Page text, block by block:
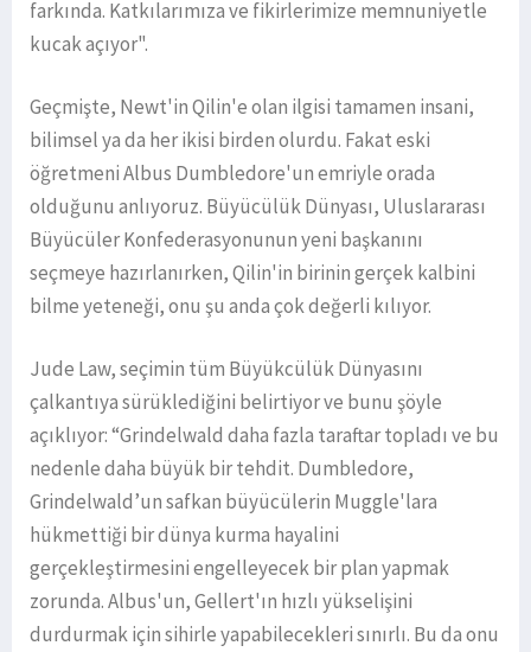
farkında. Katkılarımıza ve fikirlerimize memnuniyetle
kucak açıyor".
Geçmişte, Newt'in Qilin'e olan ilgisi tamamen insani,
bilimsel ya da her ikisi birden olurdu. Fakat eski
öğretmeni Albus Dumbledore'un emriyle orada
olduğunu anlıyoruz. Büyücülük Dünyası, Uluslararası
Büyücüler Konfederasyonunun yeni başkanını
seçmeye hazırlanırken, Qilin'in birinin gerçek kalbini
bilme yeteneği, onu şu anda çok değerli kılıyor.
Jude Law, seçimin tüm Büyükcülük Dünyasını
çalkantıya sürüklediğini belirtiyor ve bunu şöyle
açıklıyor: “Grindelwald daha fazla taraftar topladı ve bu
nedenle daha büyük bir tehdit. Dumbledore,
Grindelwald’un safkan büyücülerin Muggle'lara
hükmettiği bir dünya kurma hayalini
gerçekleştirmesini engelleyecek bir plan yapmak
zorunda. Albus'un, Gellert'ın hızlı yükselişini
durdurmak için sihirle yapabilecekleri sınırlı. Bu da onu